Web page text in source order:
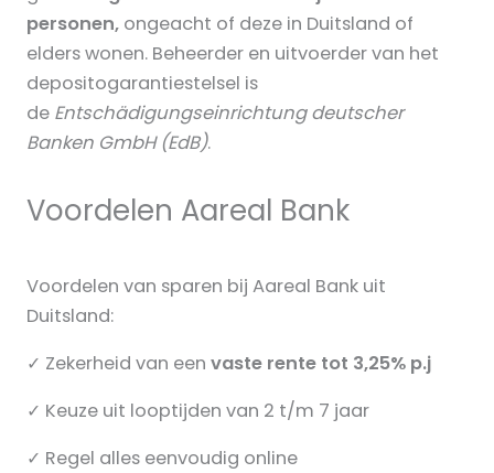
personen, ongeacht of deze in Duitsland of
elders wonen. Beheerder en uitvoerder van het
depositogarantiestelsel is
de Entschädigungseinrichtung deutscher
Banken GmbH (EdB).
Voordelen Aareal Bank
Voordelen van sparen bij Aareal Bank uit
Duitsland:
✓ Zekerheid van een vaste rente tot 3,25% p.j
✓ Keuze uit looptijden van 2 t/m 7 jaar
✓ Regel alles eenvoudig online